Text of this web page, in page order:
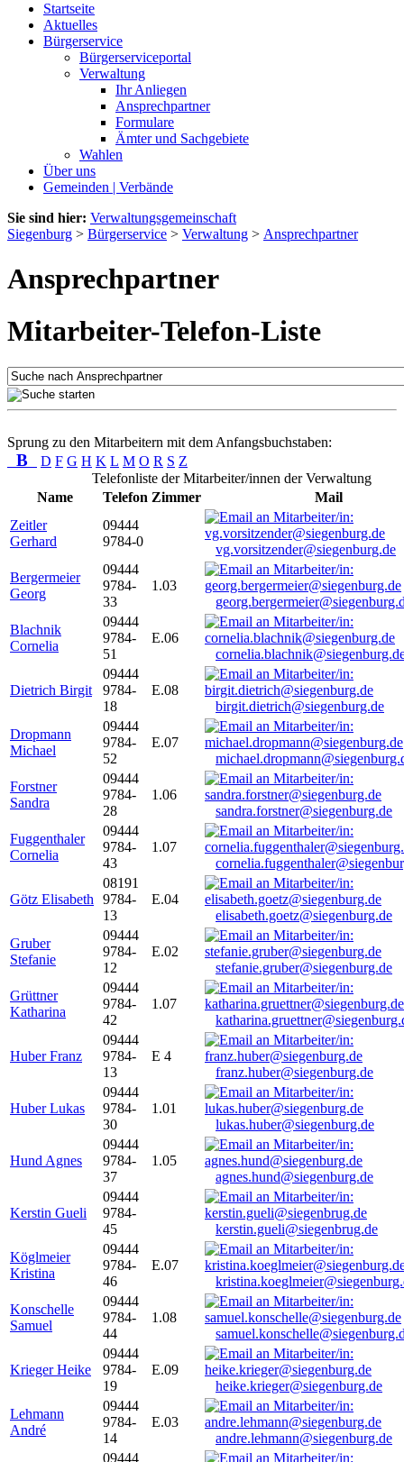
Startseite
Aktuelles
Bürgerservice
Bürgerserviceportal
Verwaltung
Ihr Anliegen
Ansprechpartner
Formulare
Ämter und Sachgebiete
Wahlen
Über uns
Gemeinden | Verbände
Sie sind hier: Verwaltungsgemeinschaft
Siegenburg > Bürgerservice > Verwaltung > Ansprechpartner
Ansprechpartner
Mitarbeiter-Telefon-Liste
Sprung zu den Mitarbeitern mit dem Anfangsbuchstaben:
B D F G H K L M O R S Z
Telefonliste der Mitarbeiter/innen der Verwaltung
Name
Telefon Zimmer
Mail
Zeitler
Gerhard
09444
9784-0
vg.vorsitzender@siegenburg.de
Bergermeier
Georg
09444
9784-
33
1.03
Blachnik
Cornelia
09444
9784-
51
E.06
Dietrich Birgit
09444
9784-
18
E.08
birgit.dietrich@siegenburg.de
Dropmann
Michael
09444
9784-
52
E.07
Forstner
Sandra
09444
9784-
28
1.06
sandra.forstner@siegenburg.de
Fuggenthaler
Cornelia
09444
9784-
43
1.07
Götz Elisabeth
08191
9784-
13
E.04
elisabeth.goetz@siegenburg.de
Gruber
Stefanie
09444
9784-
12
E.02
stefanie.gruber@siegenburg.de
Grüttner
Katharina
09444
9784-
42
1.07
Huber Franz
09444
9784-
13
E 4
franz.huber@siegenburg.de
Huber Lukas
09444
9784-
30
1.01
lukas.huber@siegenburg.de
Hund Agnes
09444
9784-
37
1.05
agnes.hund@siegenburg.de
Kerstin Gueli
09444
9784-
45
kerstin.gueli@siegenbrug.de
Köglmeier
Kristina
09444
9784-
46
E.07
Konschelle
Samuel
09444
9784-
44
1.08
Krieger Heike
09444
9784-
19
E.09
heike.krieger@siegenburg.de
Lehmann
André
09444
9784-
14
E.03
andre.lehmann@siegenburg.de
09444